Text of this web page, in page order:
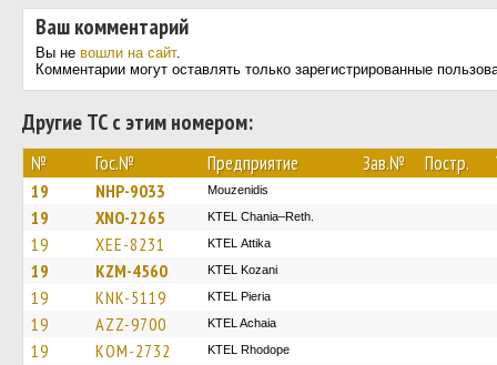
Ваш комментарий
Вы не вошли на сайт.
Комментарии могут оставлять только зарегистрированные
Другие ТС с этим номером:
№ Гос.№ Предприятие Зав.№ Постр.
19 NHP-9033 Mouzenidis
19 XNO-2265 KTEL Chania–Reth.
19 XEE-8231 KΤΕL Αttika
19 KZM-4560 ΚΤΕL Kozani
19 KNK-5119 KTEL Pieria
19 AZZ-9700 KTEL Achaia
19 KOM-2732 KTEL Rhodope